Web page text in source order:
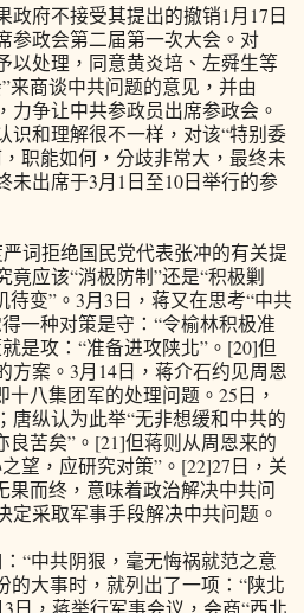
府不接受其提出的撤销1月17日
参政会第二届第一次大会。对
以处理，同意黄炎培、左舜生等
来商谈中共问题的意见，并由
力争让中共参政员出席参政会。
识和理解很不一样，对该“特别委
职能如何，分歧非常大，最终未
未出席于3月1日至10日举行的参
词拒绝国民党代表张冲的有关提
应该“消极防制”还是“积极剿
待变”。3月3日，蒋又在思考“中共
一种对策是守：“令榆林积极准
是攻：“准备进攻陕北”。[20]但
方案。3月14日，蒋介石约见周恩
八集团军的处理问题。25日，
唐纵认为此举“无非想缓和中共的
良苦矣”。[21]但蒋则从周恩来的
望，应研究对策”。[22]27日，关
果而终，意味着政治解决中共问
定采取军事手段解决中共问题。
中共阴狠，毫无悔祸就范之意
的大事时，就列出了一项：“陕北
日，蒋举行军事会议，会商“西北